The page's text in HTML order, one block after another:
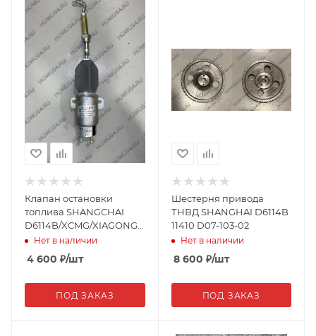
Клапан остановки
топлива SHANGCHAI
D6114B/XCMG/XIAGONG
05522 D59-105-05a/SK-
Нет в наличии
4 600 ₽/шт
ПОД ЗАКАЗ
Шестерня привода
ТНВД SHANGHAI D6114B
11410 D07-103-02
Нет в наличии
8 600 ₽/шт
ПОД ЗАКАЗ